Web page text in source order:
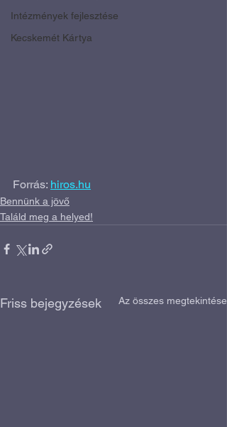
Intézmények fejlesztése
Kecskemét Kártya
Forrás: hiros.hu
Bennünk a jövő
Találd meg a helyed!
Friss bejegyzések Az összes megtekintése